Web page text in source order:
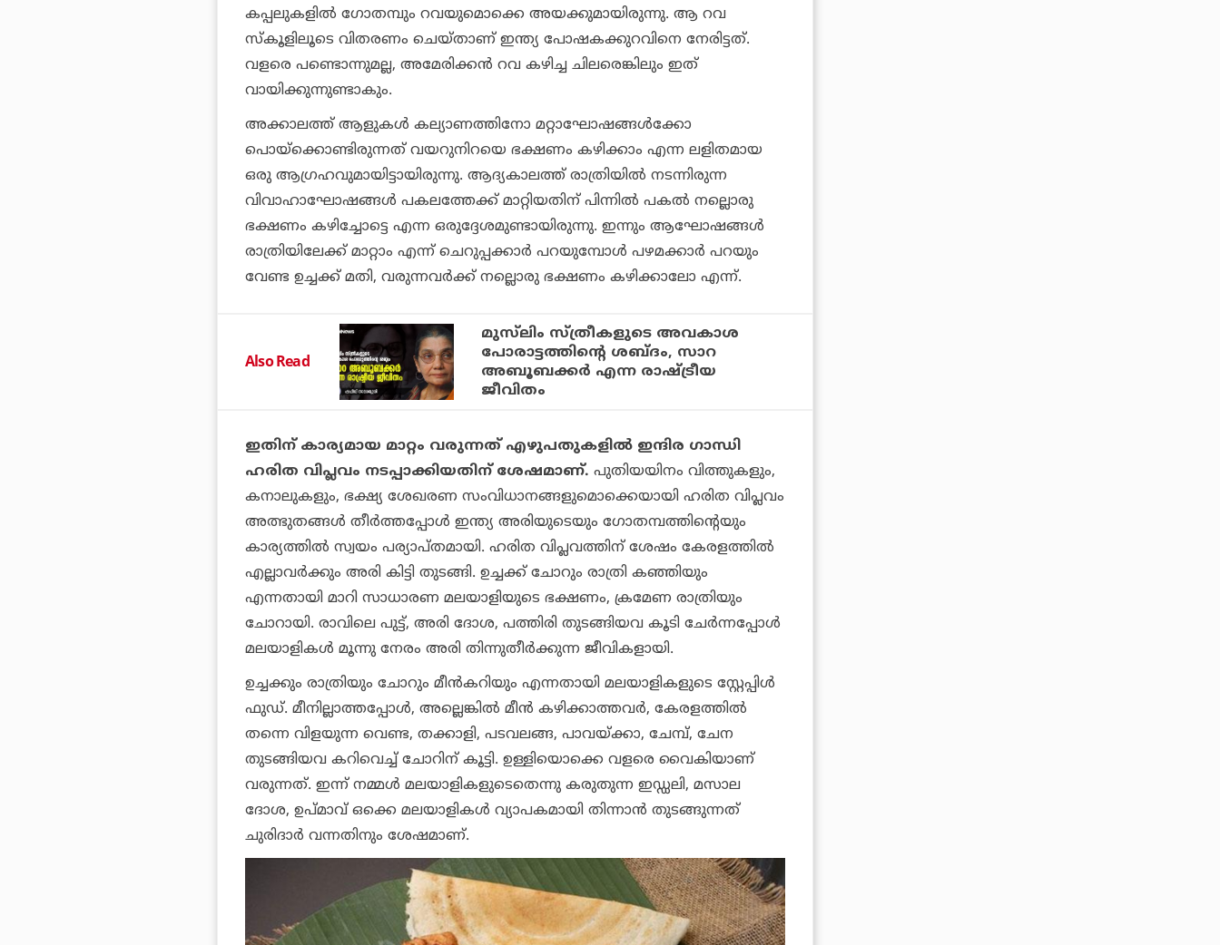
കപ്പലുകളില്‍ ഗോതമ്പും റവയുമൊക്കെ അയക്കുമായിരുന്നു. ആ റവ
സ്‌കൂളിലൂടെ വിതരണം ചെയ്താണ് ഇന്ത്യ പോഷകക്കുറവിനെ നേരിട്ടത്.
വളരെ പണ്ടൊന്നുമല്ല, അമേരിക്കന്‍ റവ കഴിച്ച ചിലരെങ്കിലും ഇത്
വായിക്കുന്നുണ്ടാകും.
അക്കാലത്ത് ആളുകള്‍ കല്യാണത്തിനോ മറ്റാഘോഷങ്ങള്‍ക്കോ
പൊയ്‌ക്കൊണ്ടിരുന്നത് വയറുനിറയെ ഭക്ഷണം കഴിക്കാം എന്ന ലളിതമായ
ഒരു ആഗ്രഹവുമായിട്ടായിരുന്നു. ആദ്യകാലത്ത് രാത്രിയില്‍ നടന്നിരുന്ന
വിവാഹാഘോഷങ്ങള്‍ പകലത്തേക്ക് മാറ്റിയതിന് പിന്നില്‍ പകല്‍ നല്ലൊരു
ഭക്ഷണം കഴിച്ചോട്ടെ എന്ന ഒരുദ്ദേശമുണ്ടായിരുന്നു. ഇന്നും ആഘോഷങ്ങള്‍
രാത്രിയിലേക്ക് മാറ്റാം എന്ന് ചെറുപ്പക്കാര്‍ പറയുമ്പോള്‍ പഴമക്കാര്‍ പറയും
വേണ്ട ഉച്ചക്ക് മതി, വരുന്നവര്‍ക്ക് നല്ലൊരു ഭക്ഷണം കഴിക്കാലോ എന്ന്.
Also Read
മുസ്‌ലിം സ്ത്രീകളുടെ അവകാശ
പോരാട്ടത്തിന്റെ ശബ്ദം, സാറ
അബൂബക്കര്‍ എന്ന രാഷ്ട്രീയ
ജീവിതം
ഇതിന് കാര്യമായ മാറ്റം വരുന്നത് എഴുപതുകളില്‍ ഇന്ദിര ഗാന്ധി
ഹരിത വിപ്ലവം നടപ്പാക്കിയതിന് ശേഷമാണ്. പുതിയയിനം വിത്തുകളും,
കനാലുകളും, ഭക്ഷ്യ ശേഖരണ സംവിധാനങ്ങളുമൊക്കെയായി ഹരിത വിപ്ലവം
അത്ഭുതങ്ങള്‍ തീര്‍ത്തപ്പോള്‍ ഇന്ത്യ അരിയുടെയും ഗോതമ്പത്തിന്റെയും
കാര്യത്തില്‍ സ്വയം പര്യാപ്തമായി. ഹരിത വിപ്ലവത്തിന് ശേഷം കേരളത്തില്‍
എല്ലാവര്‍ക്കും അരി കിട്ടി തുടങ്ങി. ഉച്ചക്ക് ചോറും രാത്രി കഞ്ഞിയും
എന്നതായി മാറി സാധാരണ മലയാളിയുടെ ഭക്ഷണം, ക്രമേണ രാത്രിയും
ചോറായി. രാവിലെ പുട്ട്, അരി ദോശ, പത്തിരി തുടങ്ങിയവ കൂടി ചേര്‍ന്നപ്പോള്‍
മലയാളികള്‍ മൂന്നു നേരം അരി തിന്നുതീര്‍ക്കുന്ന ജീവികളായി.
ഉച്ചക്കും രാത്രിയും ചോറും മീന്‍കറിയും എന്നതായി മലയാളികളുടെ സ്റ്റേപ്പിള്‍
ഫുഡ്. മീനില്ലാത്തപ്പോള്‍, അല്ലെങ്കില്‍ മീന്‍ കഴിക്കാത്തവര്‍, കേരളത്തില്‍
തന്നെ വിളയുന്ന വെണ്ട, തക്കാളി, പടവലങ്ങ, പാവയ്ക്കാ, ചേമ്പ്, ചേന
തുടങ്ങിയവ കറിവെച്ച് ചോറിന് കൂട്ടി. ഉള്ളിയൊക്കെ വളരെ വൈകിയാണ്
വരുന്നത്. ഇന്ന് നമ്മള്‍ മലയാളികളുടെതെന്നു കരുതുന്ന ഇഡ്ഡലി, മസാല
ദോശ, ഉപ്മാവ് ഒക്കെ മലയാളികള്‍ വ്യാപകമായി തിന്നാന്‍ തുടങ്ങുന്നത്
ചുരിദാര്‍ വന്നതിനും ശേഷമാണ്.